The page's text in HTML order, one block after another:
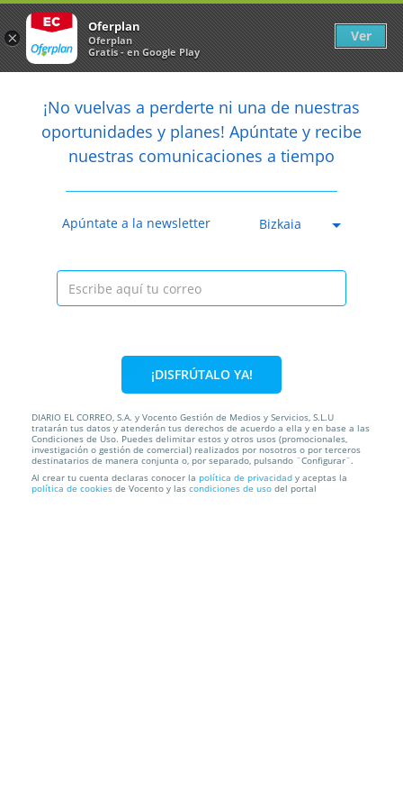

Caducada
Anterior
12,99€
Mini megáfono digital con sirena para hablar,
grabar y repro...
Recogida en Tienda GRATIS o Envío a domicilio
arrow_back Newsletter
¡No vuelvas a perderte ni una de nuestras
oportunidades y planes! Apúntate y recibe
nuestras comunicaciones a tiempo
Apúntate a la newsletter Bizkaia
¡DISFRÚTALO YA!
DIARIO EL CORREO, S.A. y Vocento Gestión de Medios y Servicios, S.L.U
tratarán tus datos y atenderán tus derechos de acuerdo a ella y en base a las
Condiciones de Uso. Puedes delimitar estos y otros usos (promocionales,
investigación o gestión de comercial) realizados por nosotros o por terceros
destinatarios de manera conjunta o, por separado, pulsando ¨Configurar¨.
Al crear tu cuenta declaras conocer la política de privacidad y aceptas la
política de cookies de Vocento y las condiciones de uso del portal
×
Oferplan
Oferplan
Gratis - en Google Play
Ver